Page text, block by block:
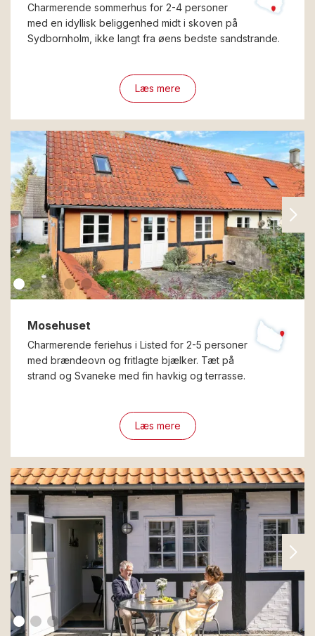
Charmerende sommerhus for 2-4 personer
med en idyllisk beliggenhed midt i skoven på
Sydbornholm, ikke langt fra øens bedste sandstrande.
Læs mere
Mosehuset
Charmerende feriehus i Listed for 2-5 personer
med brændeovn og fritlagte bjælker. Tæt på
strand og Svaneke med fin havkig og terrasse.
Læs mere